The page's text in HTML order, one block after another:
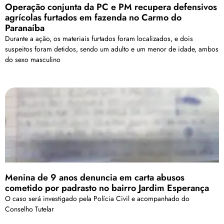
Operação conjunta da PC e PM recupera defensivos
agrícolas furtados em fazenda no Carmo do
Paranaíba
Durante a ação, os materiais furtados foram localizados, e dois
suspeitos foram detidos, sendo um adulto e um menor de idade, ambos
do sexo masculino
Menina de 9 anos denuncia em carta abusos
cometido por padrasto no bairro Jardim Esperança
O caso será investigado pela Polícia Civil e acompanhado do
Conselho Tutelar